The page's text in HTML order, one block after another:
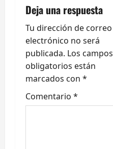
i
ó
n
d
e
Deja una respuesta
Tu dirección de correo
electrónico no será
publicada. Los campos
obligatorios están
marcados con *
Comentario *